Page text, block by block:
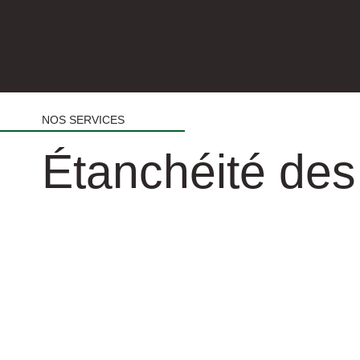
NOS SERVICES
Étanchéité